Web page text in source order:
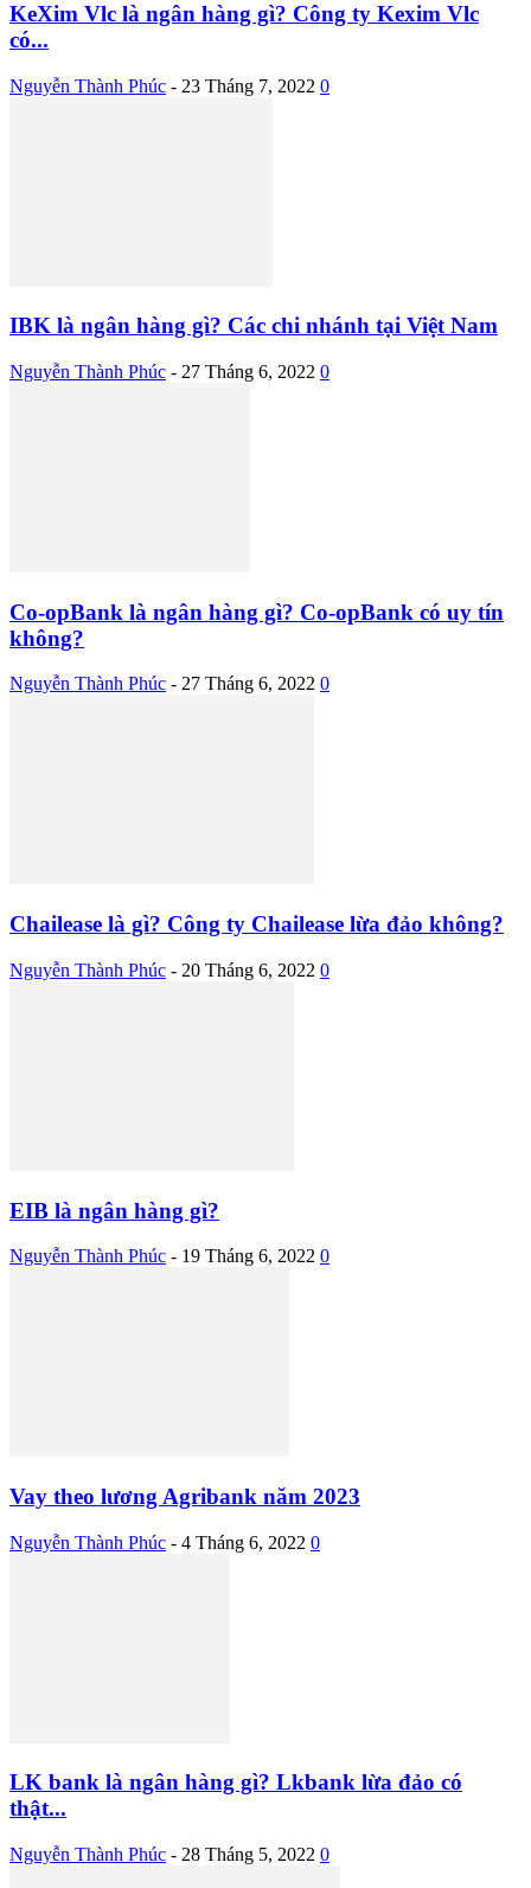
KeXim Vlc là ngân hàng gì? Công ty Kexim Vlc
có...
Nguyễn Thành Phúc - 23 Tháng 7, 2022 0
IBK là ngân hàng gì? Các chi nhánh tại Việt Nam
Nguyễn Thành Phúc - 27 Tháng 6, 2022 0
Co-opBank là ngân hàng gì? Co-opBank có uy tín
không?
Nguyễn Thành Phúc - 27 Tháng 6, 2022 0
Chailease là gì? Công ty Chailease lừa đảo không?
Nguyễn Thành Phúc - 20 Tháng 6, 2022 0
EIB là ngân hàng gì?
Nguyễn Thành Phúc - 19 Tháng 6, 2022 0
Vay theo lương Agribank năm 2023
Nguyễn Thành Phúc - 4 Tháng 6, 2022 0
LK bank là ngân hàng gì? Lkbank lừa đảo có
thật...
Nguyễn Thành Phúc - 28 Tháng 5, 2022 0